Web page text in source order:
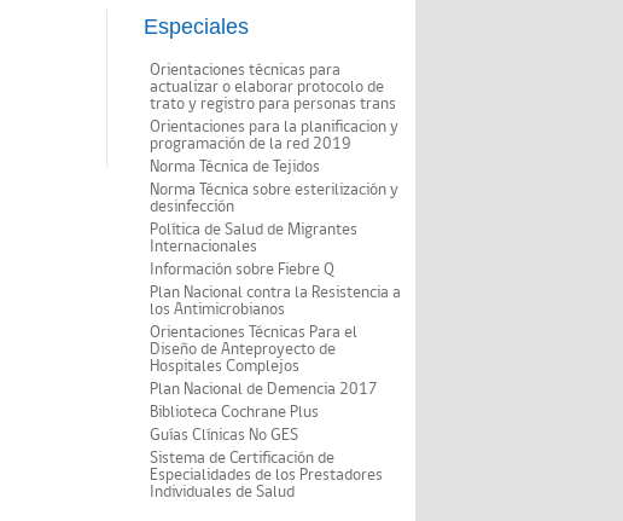
Especiales
Orientaciones técnicas para
actualizar o elaborar protocolo de
trato y registro para personas trans
Orientaciones para la planificacion y
programación de la red 2019
Norma Técnica de Tejidos
Norma Técnica sobre esterilización y
desinfección
Política de Salud de Migrantes
Internacionales
Información sobre Fiebre Q
Plan Nacional contra la Resistencia a
los Antimicrobianos
Orientaciones Técnicas Para el
Diseño de Anteproyecto de
Hospitales Complejos
Plan Nacional de Demencia 2017
Biblioteca Cochrane Plus
Guías Clínicas No GES
Sistema de Certificación de
Especialidades de los Prestadores
Individuales de Salud